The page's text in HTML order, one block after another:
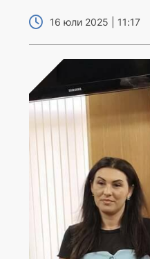
16 юли 2025 | 11:17